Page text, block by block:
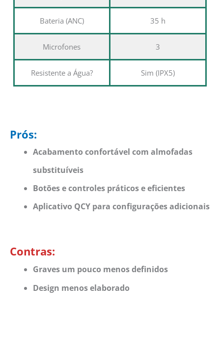
Bateria (ANC) 35 h
Microfones 3
Resistente a Água? Sim (IPX5)
Prós:
Acabamento confortável com almofadas
substituíveis
Botões e controles práticos e eficientes
Aplicativo QCY para configurações adicionais
Contras:
Graves um pouco menos definidos
Design menos elaborado